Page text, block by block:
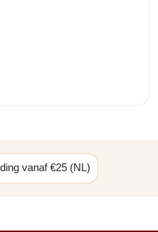
vanaf €25 (NL)